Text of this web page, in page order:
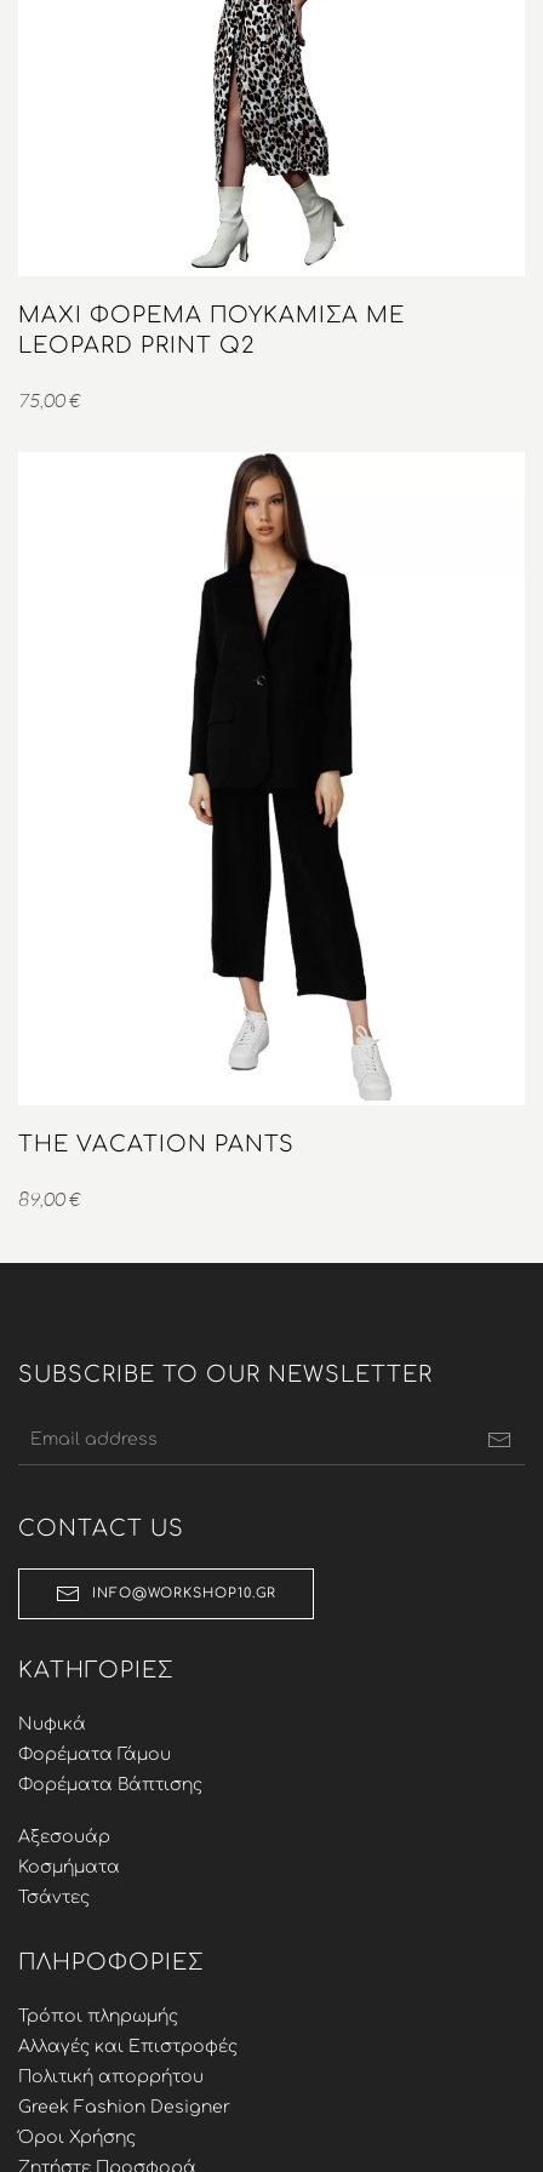
MAXI ΦΌΡΕΜΑ ΠΟΥΚΑΜΙΣΑ ΜΕ
LEOPARD PRINT Q2
75,00€
THE VACATION PANTS
89,00€
SUBSCRIBE TO OUR NEWSLETTER
CONTACT US
INFO@WORKSHOP10.GR
ΚΑΤΗΓΟΡΊΕΣ
Νυφικά
Φορέματα Γάμου
Φορέματα Βάπτισης
Αξεσουάρ
Κοσμήματα
Τσάντες
ΠΛΗΡΟΦΟΡΊΕΣ
Τρόποι πληρωμής
Αλλαγές και Επιστροφές
Πολιτική απορρήτου
Greek Fashion Designer
Όροι Χρήσης
Ζητήστε Προσφορά